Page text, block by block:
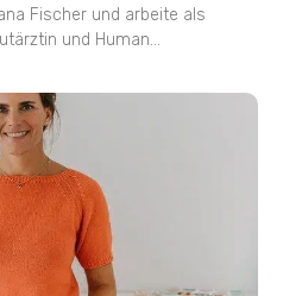
Fischer und arbeite als
und Human...